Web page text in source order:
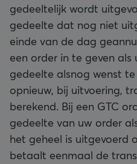
gedeeltelijk wordt
gedeelte dat nog niet
einde van de dag
een order in te geven als
gedeelte alsnog wenst
opnieuw, bij uitvoering,
berekend. Bij een GTC
gedeelte van uw order
het geheel is uitgevoerd
betaalt eenmaal de